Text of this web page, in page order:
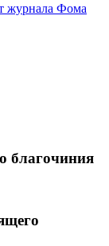
благочиния